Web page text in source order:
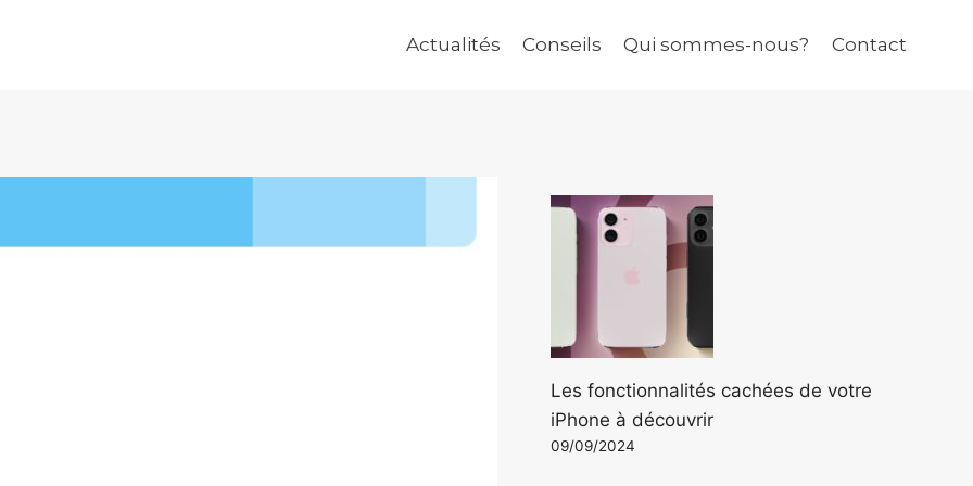
Actualités Conseils Qui sommes-nous? Contact
Les fonctionnalités cachées de votre
iPhone à découvrir
09/09/2024